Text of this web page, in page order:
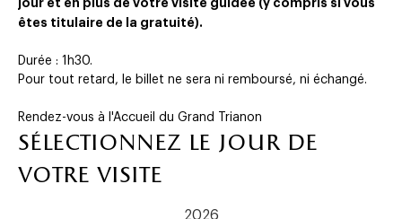
jour et en plus de votre visite guidée (y compris si vous
êtes titulaire de la gratuité).
Durée : 1h30.
Pour tout retard, le billet ne sera ni remboursé, ni échangé.
Rendez-vous à l'Accueil du Grand Trianon
sélectionnez le jour de
votre visite